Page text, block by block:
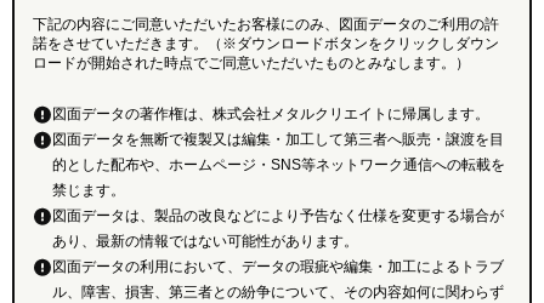
下記の内容にご同意いただいたお客様にのみ、図面データのご利用の許
諾をさせていただきます。（※ダウンロードボタンをクリックしダウン
ロードが開始された時点でご同意いただいたものとみなします。）
図面データの著作権は、株式会社メタルクリエイトに帰属します。
図面データを無断で複製又は編集・加工して第三者へ販売・譲渡を目
的とした配布や、ホームページ・SNS等ネットワーク通信への転載を
禁じます。
図面データは、製品の改良などにより予告なく仕様を変更する場合が
あり、最新の情報ではない可能性があります。
図面データの利用において、データの瑕疵や編集・加工によるトラブ
ル、障害、損害、第三者との紛争について、その内容如何に関わらず